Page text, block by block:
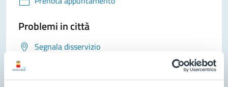
Problemi in città
Segnala disservizio